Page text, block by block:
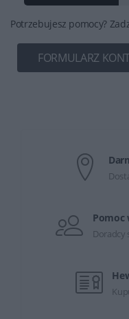
Potrzebujesz pomocy?
FORMULARZ
Pomoc
Doradcy